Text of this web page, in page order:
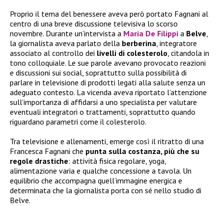
Proprio il tema del benessere aveva però portato Fagnani al
centro di una breve discussione televisiva lo scorso
novembre. Durante un’intervista a Maria De Filippi a Belve,
la giornalista aveva parlato della berberina, integratore
associato al controllo dei livelli di colesterolo, citandola in
tono colloquiale. Le sue parole avevano provocato reazioni
e discussioni sui social, soprattutto sulla possibilità di
parlare in televisione di prodotti legati alla salute senza un
adeguato contesto. La vicenda aveva riportato l’attenzione
sull’importanza di affidarsi a uno specialista per valutare
eventuali integratori o trattamenti, soprattutto quando
riguardano parametri come il colesterolo.
Tra televisione e allenamenti, emerge così il ritratto di una
Francesca Fagnani che punta sulla costanza, più che su
regole drastiche: attività fisica regolare, yoga,
alimentazione varia e qualche concessione a tavola. Un
equilibrio che accompagna quell’immagine energica e
determinata che la giornalista porta con sé nello studio di
Belve.